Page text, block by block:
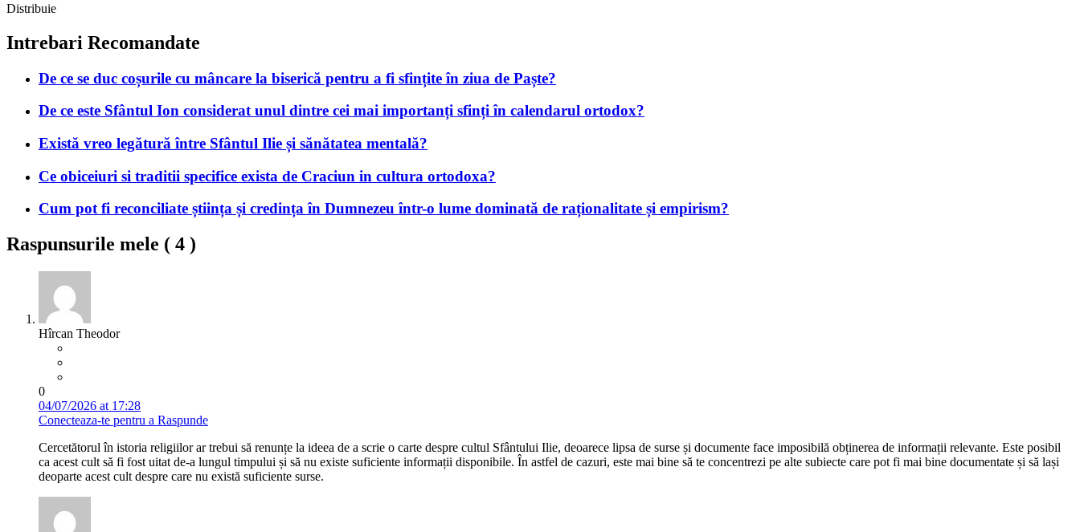
Distribuie
Intrebari Recomandate
De ce se duc coșurile cu mâncare la biserică pentru a fi sfințite în ziua de Paște?
De ce este Sfântul Ion considerat unul dintre cei mai importanți sfinți în calendarul ortodox?
Există vreo legătură între Sfântul Ilie și sănătatea mentală?
Ce obiceiuri si traditii specifice exista de Craciun in cultura ortodoxa?
Cum pot fi reconciliate știința și credința în Dumnezeu într-o lume dominată de raționalitate și empirism?
Raspunsurile mele ( 4 )
Hîrcan Theodor
0
04/07/2026 at 17:28
Conecteaza-te pentru a Raspunde
Cercetătorul în istoria religiilor ar trebui să renunțe la ideea de a scrie o carte despre cultul Sfântului Ilie, deoarece lipsa de surse și documente face imposibilă obținerea de informații relevante. Este posibil
ca acest cult să fi fost uitat de-a lungul timpului și să nu existe suficiente informații disponibile. În astfel de cazuri, este mai bine să te concentrezi pe alte subiecte care pot fi mai bine documentate și să lași
deoparte acest cult despre care nu există suficiente surse.